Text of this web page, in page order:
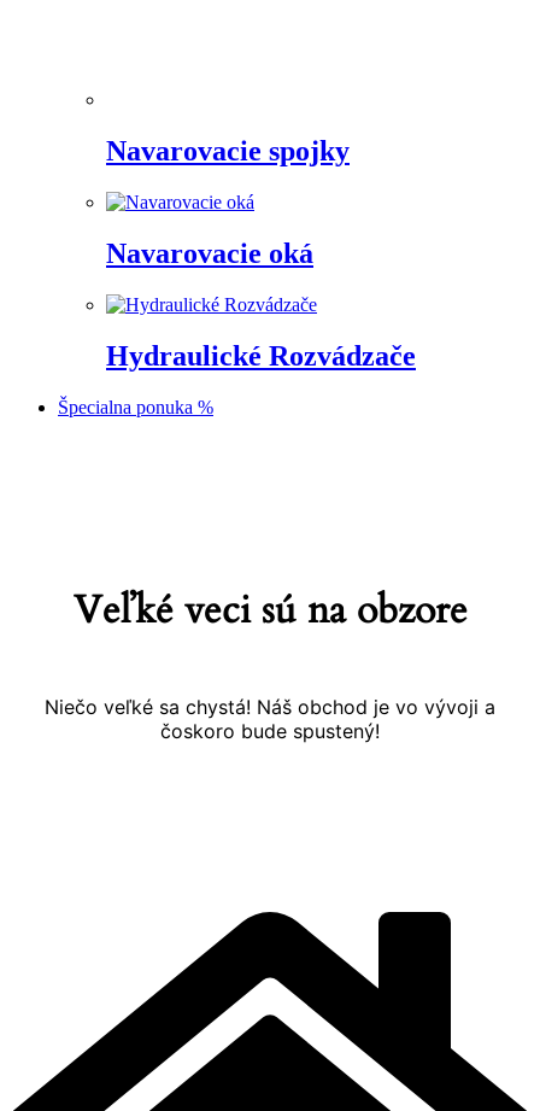
Navarovacie spojky
Navarovacie oká
Hydraulické Rozvádzače
Špecialna ponuka %
Veľké veci sú na obzore
Niečo veľké sa chystá! Náš obchod je vo vývoji a
čoskoro bude spustený!